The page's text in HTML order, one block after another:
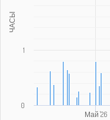
ЧАСЫ
Май '26
0
1